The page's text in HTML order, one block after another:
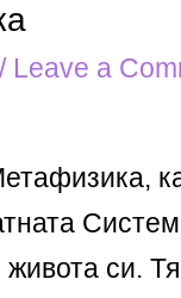
/ Leave a
живота си.